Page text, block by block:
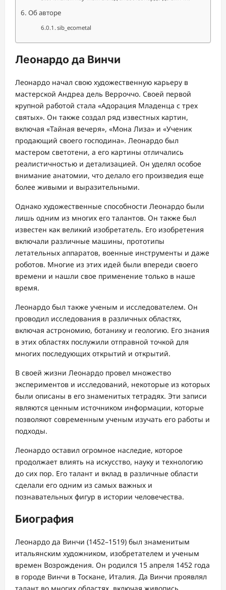
Об авторе
sib_ecometal
Леонардо да Винчи
Леонардо начал свою художественную карьеру в
мастерской Андреа дель Верроччо. Своей первой
крупной работой стала «Адорация Младенца с трех
святых». Он также создал ряд известных картин,
включая «Тайная вечеря», «Мона Лиза» и «Ученик
продающий своего господина». Леонардо был
мастером светотени, а его картины отличались
реалистичностью и детализацией. Он уделял особое
внимание анатомии, что делало его произведия еще
более живыми и выразительными.
Однако художественные способности Леонардо были
лишь одним из многих его талантов. Он также был
известен как великий изобретатель. Его изобретения
включали различные машины, прототипы
летательных аппаратов, военные инструменты и даже
роботов. Многие из этих идей были впереди своего
времени и нашли свое применение только в наше
время.
Леонардо был также ученым и исследователем. Он
проводил исследования в различных областях,
включая астрономию, ботанику и геологию. Его знания
в этих областях послужили отправной точкой для
многих последующих открытий и открытий.
В своей жизни Леонардо провел множество
экспериментов и исследований, некоторые из которых
были описаны в его знаменитых тетрадях. Эти записи
являются ценным источником информации, которые
позволяют современным ученым изучать его работы и
подходы.
Леонардо оставил огромное наследие, которое
продолжает влиять на искусство, науку и технологию
до сих пор. Его талант и вклад в различные области
сделали его одним из самых важных и
познавательных фигур в истории человечества.
Биография
Леонардо да Винчи (1452–1519) был знаменитым
итальянским художником, изобретателем и ученым
времен Возрождения. Он родился 15 апреля 1452 года
в городе Винчи в Тоскане, Италия. Да Винчи проявлял
талант во многих областях, включая живопись,